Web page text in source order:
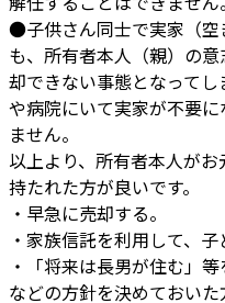
●子供さん同士で実家（空
も、所有者本人（親）の
却できない事態となって
や病院にいて実家が不要
ません。
以上より、所有者本人が
持たれた方が良いです。
・早急に売却する。
・家族信託を利用して、
・「将来は長男が住む」等
などの方針を決めておいた